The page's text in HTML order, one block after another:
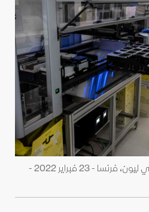
باحثون من مختبر Auragen في ليون، فرنسا - 23 فبراير 2022 -